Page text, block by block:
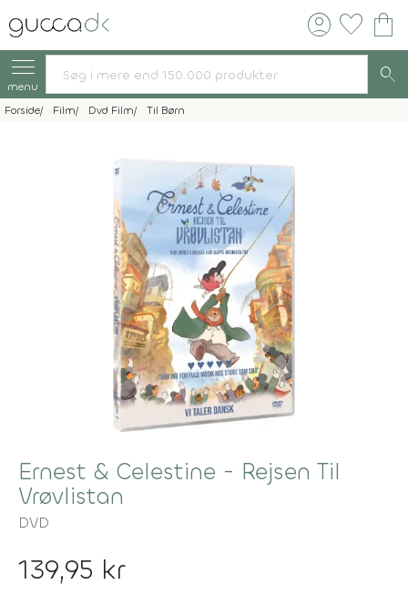
account_circle favorite shopping_bag
menu search
Forside Film Dvd Film Til Børn
Ernest & Celestine - Rejsen Til
Vrøvlistan
DVD
139,95 kr